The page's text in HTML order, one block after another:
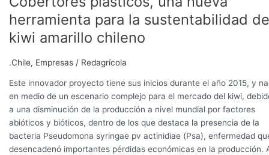
herramienta para la sustentabilidad
kiwi amarillo chileno
.Chile, Empresas / Redagrícola
Este innovador proyecto tiene sus inicios durante el año 2015, y
en medio de un escenario complejo para el mercado del kiwi,
a una disminución de la producción a nivel mundial por factores
abióticos y bióticos, dentro de los que destaca la presencia de la
bacteria Pseudomona syringae pv actinidiae (Psa), enfermedad
desencadenó importantes pérdidas económicas en la producción.